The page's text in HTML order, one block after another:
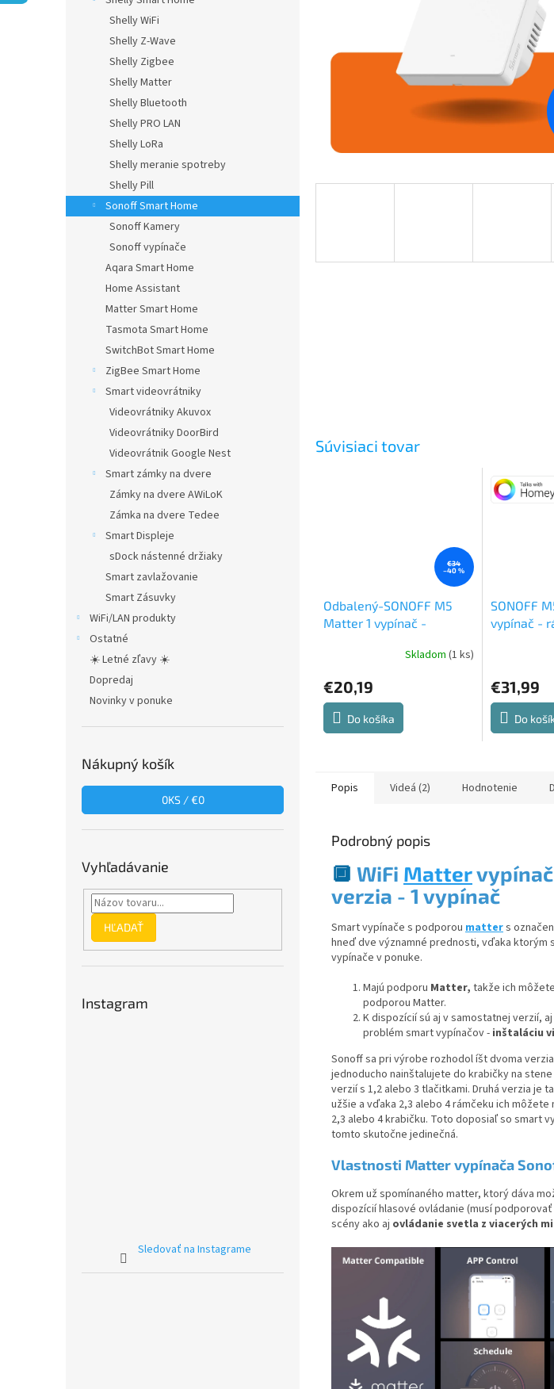
Shelly WiFi
Shelly Z-Wave
Shelly Zigbee
Shelly Matter
Shelly Bluetooth
Shelly PRO LAN
Shelly LoRa
Shelly meranie spotreby
Shelly Pill
Sonoff Smart Home
Sonoff Kamery
Sonoff vypínače
Aqara Smart Home
Home Assistant
Matter Smart Home
Tasmota Smart Home
SwitchBot Smart Home
ZigBee Smart Home
Smart videovrátniky
Videovrátniky Akuvox
Videovrátniky DoorBird
Videovrátnik Google Nest
Smart zámky na dvere
Zámky na dvere AWiLoK
Zámka na dvere Tedee
Smart Displeje
sDock nástenné držiaky
Smart zavlažovanie
Smart Zásuvky
WiFi/LAN produkty
Ostatné
☀️ Letné zľavy ☀️
Dopredaj
Novinky v ponuke
Nákupný košík
0KS /€0
Vyhľadávanie
HĽADAŤ
Instagram
Sledovať na Instagrame
Súvisiaci tovar
€34
–40 %
Odbalený-SONOFF M5
Matter 1 vypínač -
nový, iba odabalený a
Skladom (1 ks)
€20,19
Do košíka
SONOFF
vypínač -
€31,99
Do
Popis Videá (2) Hodnotenie
Podrobný popis
🔲 WiFi Matter
verzia - 1 vypínač
Smart vypínače s podporou matters
hneď dve významné prednosti, vďaka ktorým
vypínače v ponuke.
Majú podporu Matter, takže ich
podporou Matter.
K dispozícií sú aj v samostatnej verzií,
problém smart vypínačov - inštaláciu
Sonoff sa pri výrobe rozhodol íšt dvoma
jednoducho nainštalujete do krabičky na
verzií s 1,2 alebo 3 tlačitkami. Druhá verzia je
užšie a vďaka 2,3 alebo 4 rámčeku ich
2,3 alebo 4 krabičku. Toto doposiaľ so smart
tomto skutočne jedinečná.
Vlastnosti Matter vypínača
Okrem už spomínaného matter, ktorý dáva
dispozícií hlasové ovládanie (musí
scény ako aj ovládanie svetla z viacerých